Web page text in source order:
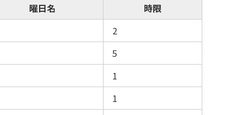
曜日名
時限
2
5
1
1